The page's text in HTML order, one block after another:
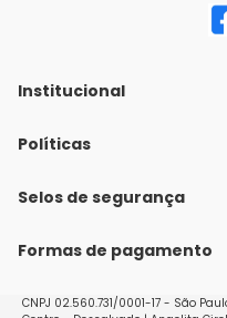
Institucional
Quem Somos
Nossas lojas
Políticas
Política de Envio
Políticas de Trocas e
Selos de segurança
Formas de pagamento
CNPJ 02.560.731/0001-17 - São